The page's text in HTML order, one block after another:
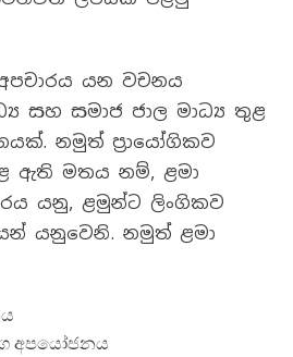
යන වචනය
සහ සමාජ ජාල මාධ්‍ය තුළ
නමුත් ප්‍රායෝගිකව
ඇති මතය නම්, ළමා
යනු, ළමුන්ට ලිංගිකව
යනුවෙනි. නමුත් ළමා
අපයෝජනය